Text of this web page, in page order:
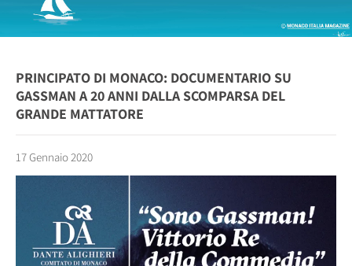
PRINCIPATO DI MONACO: DOCUMENTARIO SU
GASSMAN A 20 ANNI DALLA SCOMPARSA DEL
GRANDE MATTATORE
17 Gennaio 2020